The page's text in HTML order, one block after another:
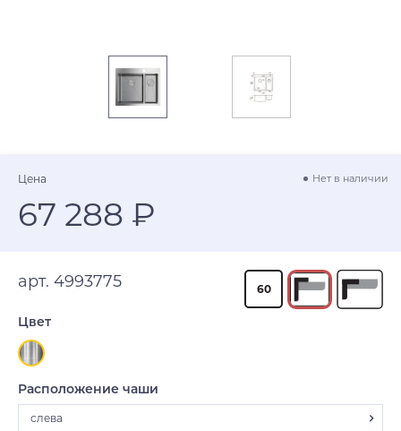
Цена Нет в наличии
67 288 ₽
арт. 4993775 60
Цвет
Расположение чаши
слева